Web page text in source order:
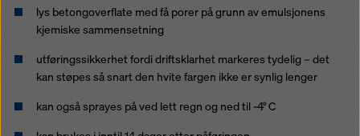
lys betongoverflate med få porer på grunn av emulsjonens
kjemiske sammensetning
utføringssikkerhet fordi driftsklarhet markeres tydelig – det
kan støpes så snart den hvite fargen ikke er synlig lenger
kan også sprayes på ved lett regn og ned til -4° C
risiko for at myndighetene i disse tredjelandene kan få
tilgang til opplysningene dine for kontroll- og
effektive rettsmidler mot dette. Du kan avvise alle
informasjonskapsler som krever samtykke ved å
klikke på «Avvis» eller ved å justere dine innstillinger